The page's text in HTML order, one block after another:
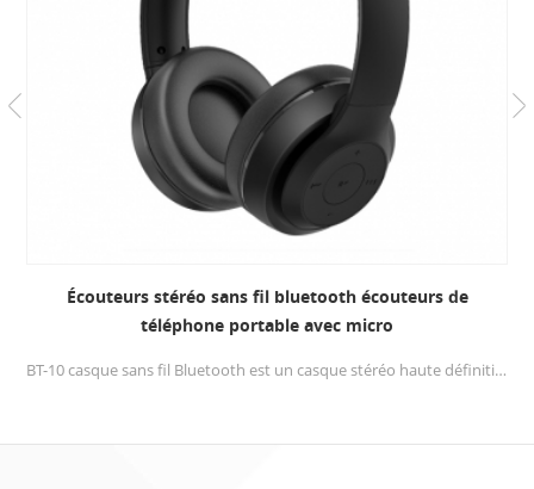
Écouteurs stéréo sans fil bluetooth écouteurs de
téléphone portable avec micro
BT-10 casque sans fil Bluetooth est un casque stéréo haute définition, un logiciel spécialement développé et une technologie de son HD qui vise à diffuser la musique de vos appareils à un tout autre niveau.